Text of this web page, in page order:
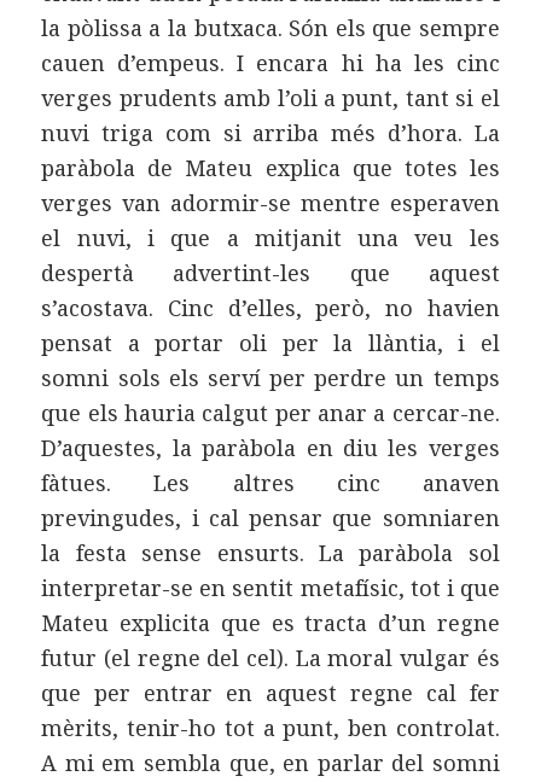
la pòlissa a la butxaca. Són els que sempre
cauen d’empeus. I encara hi ha les cinc
verges prudents amb l’oli a punt, tant si el
nuvi triga com si arriba més d’hora. La
paràbola de Mateu explica que totes les
verges van adormir-se mentre esperaven
el nuvi, i que a mitjanit una veu les
despertà advertint-les que aquest
s’acostava. Cinc d’elles, però, no havien
pensat a portar oli per la llàntia, i el
somni sols els serví per perdre un temps
que els hauria calgut per anar a cercar-ne.
D’aquestes, la paràbola en diu les verges
fàtues. Les altres cinc anaven
previngudes, i cal pensar que somniaren
la festa sense ensurts. La paràbola sol
interpretar-se en sentit metafísic, tot i que
Mateu explicita que es tracta d’un regne
futur (el regne del cel). La moral vulgar és
que per entrar en aquest regne cal fer
mèrits, tenir-ho tot a punt, ben controlat.
A mi em sembla que, en parlar del somni